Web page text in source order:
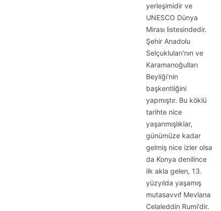
yerleşimidir ve
UNESCO Dünya
Mirası listesindedir.
Şehir Anadolu
Selçukluları'nın ve
Karamanoğulları
Beyliği'nin
başkentliğini
yapmıştır. Bu köklü
tarihte nice
yaşanmışlıklar,
günümüze kadar
gelmiş nice izler olsa
da Konya denilince
ilk akla gelen, 13.
yüzyılda yaşamış
mutasavvıf Mevlana
Celaleddin Rumi'dir.